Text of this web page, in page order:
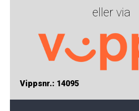
eller via
Vippsnr.: 14095